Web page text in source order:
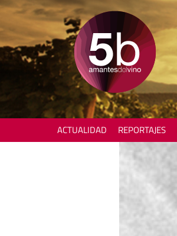
ACTUALIDAD REPORTAJES